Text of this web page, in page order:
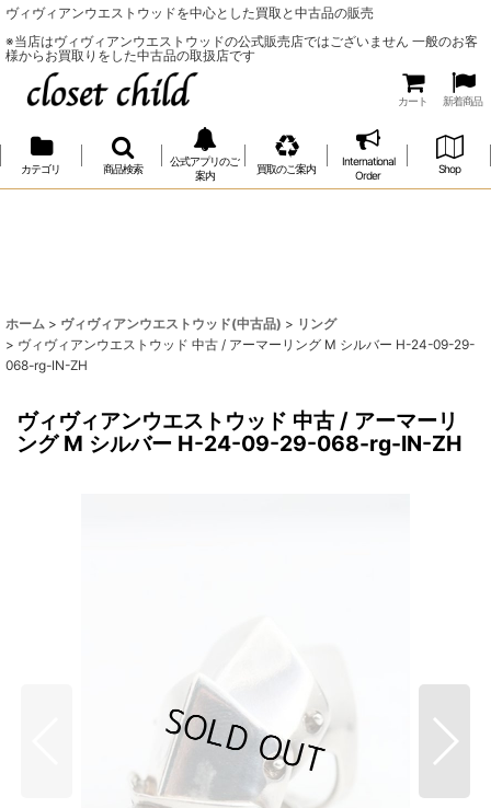
ヴィヴィアンウエストウッドを中心とした買取と中古品の販売
※当店はヴィヴィアンウエストウッドの公式販売店ではございません 一般のお客
様からお買取りをした中古品の取扱店です
カート 新着商品
カテゴリ 商品検索
公式アプリのご
案内
買取のご案内
International
Order
Shop
ホーム > ヴィヴィアンウエストウッド(中古品) > リング
> ヴィヴィアンウエストウッド 中古 / アーマーリング M シルバー H-24-09-29-
068-rg-IN-ZH
ヴィヴィアンウエストウッド 中古 / アーマーリ
ング M シルバー H-24-09-29-068-rg-IN-ZH